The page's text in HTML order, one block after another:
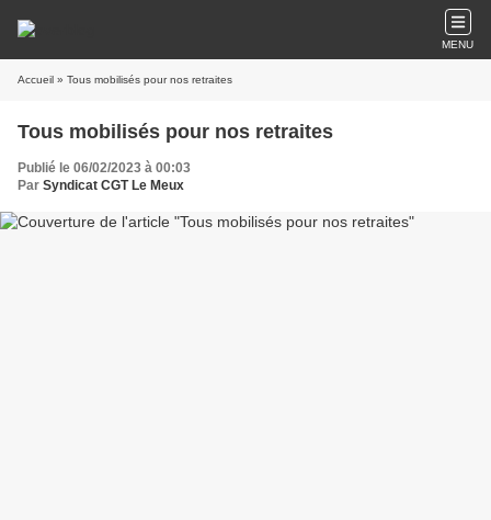
MENU
Accueil » Tous mobilisés pour nos retraites
Tous mobilisés pour nos retraites
Publié le 06/02/2023 à 00:03
Par Syndicat CGT Le Meux